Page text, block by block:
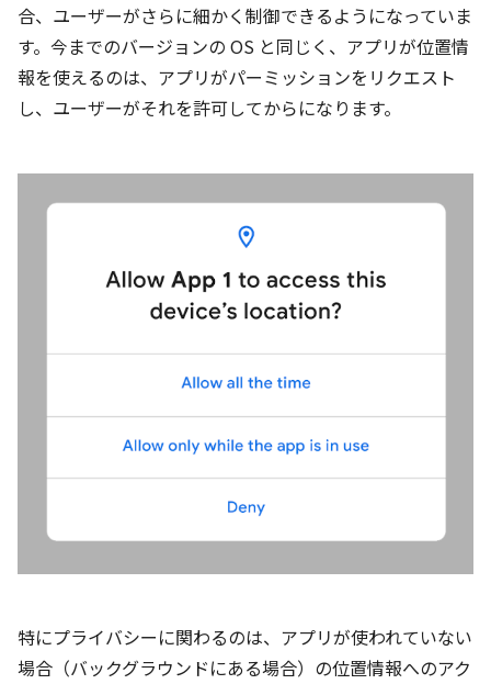
合、ユーザーがさらに細かく制御できるようになっていま
す。今までのバージョンの OS と同じく、アプリが位置情
報を使えるのは、アプリがパーミッションをリクエスト
し、ユーザーがそれを許可してからになります。
特にプライバシーに関わるのは、アプリが使われていない
場合（バックグラウンドにある場合）の位置情報へのアク